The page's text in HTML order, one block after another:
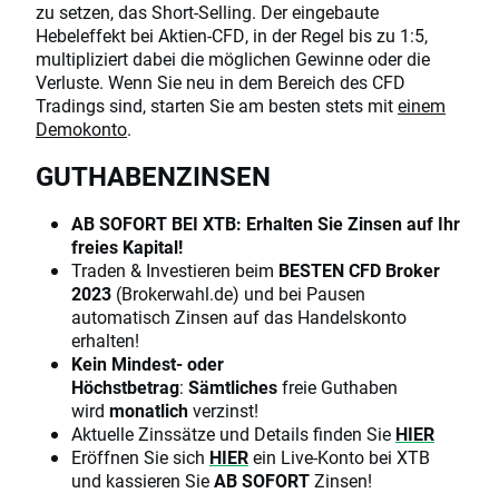
zu setzen, das Short-Selling. Der eingebaute
Hebeleffekt bei Aktien-CFD, in der Regel bis zu 1:5,
multipliziert dabei die möglichen Gewinne oder die
Verluste. Wenn Sie neu in dem Bereich des CFD
Tradings sind, starten Sie am besten stets miteinem
Demokonto.
GUTHABENZINSEN
AB SOFORT BEI XTB: Erhalten Sie Zinsen auf Ihr
freies Kapital!
Traden & Investieren beim BESTEN CFD Broker
2023 (Brokerwahl.de) und bei Pausen
automatisch Zinsen auf das Handelskonto
erhalten!
Kein Mindest- oder
Höchstbetrag: Sämtlichesfreie Guthaben
wird monatlichverzinst!
Aktuelle Zinssätze und Details finden Sie HIER
Eröffnen Sie sich HIERein Live-Konto bei XTB
und kassieren SieAB SOFORTZinsen!